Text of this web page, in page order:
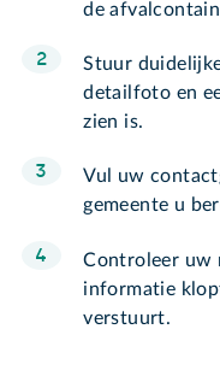
de
Stuur
detailfoto en
zien is.
Vul uw
gemeente u
Controleer uw
informatie
verstuurt.